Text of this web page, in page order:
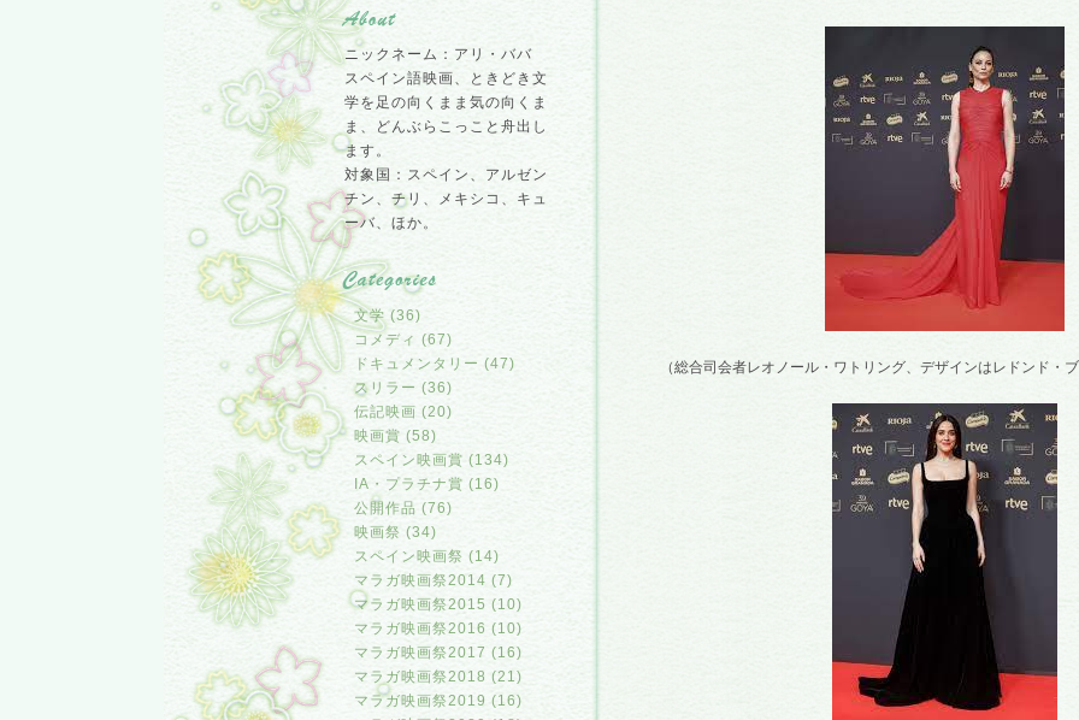
ニックネーム：アリ・ババ
スペイン語映画、ときどき文
学を足の向くまま気の向くま
ま、どんぶらこっこと舟出し
ます。
対象国：スペイン、アルゼン
チン、チリ、メキシコ、キュ
ーバ、ほか。
文学 (36)
コメディ (67)
ドキュメンタリー (47)
スリラー (36)
伝記映画 (20)
映画賞 (58)
スペイン映画賞 (134)
IA・プラチナ賞 (16)
公開作品 (76)
映画祭 (34)
スペイン映画祭 (14)
マラガ映画祭2014 (7)
マラガ映画祭2015 (10)
マラガ映画祭2016 (10)
マラガ映画祭2017 (16)
マラガ映画祭2018 (21)
マラガ映画祭2019 (16)
（総合司会者レオノール・ワトリング、デザインはレドンド・ブ